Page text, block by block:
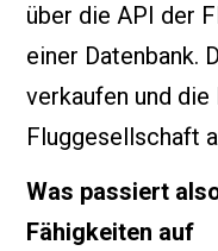
über die API der
einer Datenbank.
verkaufen und die
Fluggesellschaft
Was passiert
Fähigkeiten auf